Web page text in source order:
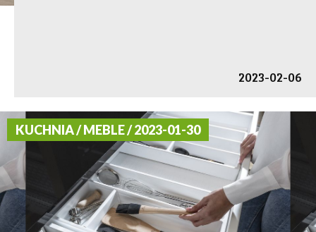
2023-02-06
KUCHNIA / MEBLE / 2023-01-30